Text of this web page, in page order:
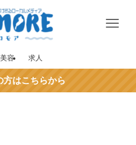
美容 求人
方はこちらから